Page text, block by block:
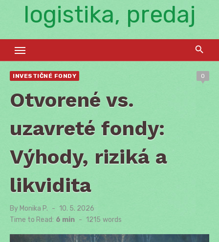
logistika, predaj
INVESTIČNÉ FONDY 0
Otvorené vs.
uzavreté fondy:
Výhody, riziká a
likvidita
By Monika P.
Posted
on
10. 5. 2026
Time to Read: 6 min - 1215 words